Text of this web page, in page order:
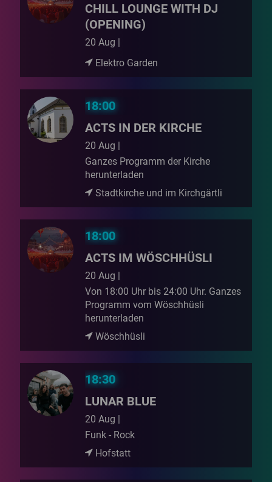
CHILL LOUNGE WITH DJ
(OPENING)
20 Aug |
Elektro Garden
18:00
ACTS IN DER KIRCHE
20 Aug |
Ganzes Programm der Kirche
herunterladen
Stadtkirche und im Kirchgärtli
18:00
ACTS IM WÖSCHHÜSLI
20 Aug |
Von 18:00 Uhr bis 24:00 Uhr. Ganzes
Programm vom Wöschhüsli
herunterladen
Wöschhüsli
18:30
LUNAR BLUE
20 Aug |
Funk - Rock
Hofstatt